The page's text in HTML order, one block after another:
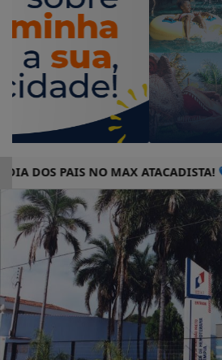
DOS PAIS NO MAX ATACADISTA! 💙💛
EM ALTA